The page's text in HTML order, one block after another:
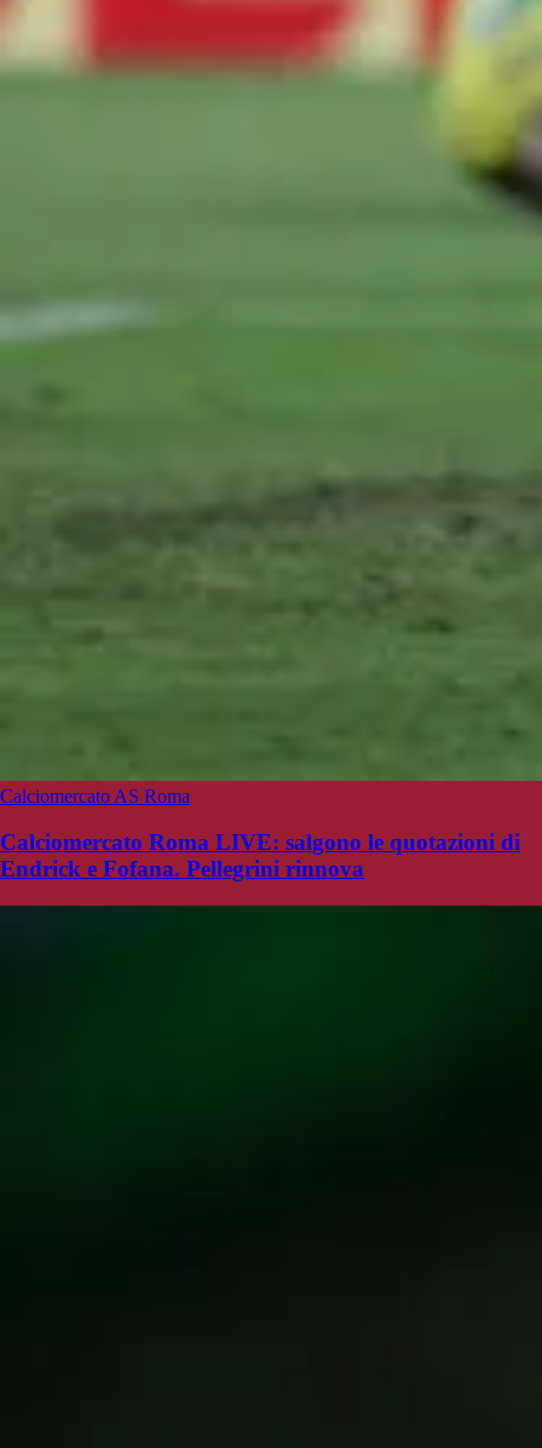
Calciomercato AS Roma
Calciomercato Roma LIVE: salgono le quotazioni di
Endrick e Fofana. Pellegrini rinnova